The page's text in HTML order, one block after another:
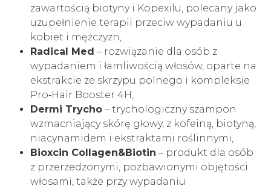
zawartością biotyny i Kopexilu, polecany jako
uzupełnienie terapii przeciw wypadaniu u
kobiet i mężczyzn,
Radical Med – rozwiązanie dla osób z
wypadaniem i łamliwością włosów, oparte na
ekstrakcie ze skrzypu polnego i kompleksie
Pro‑Hair Booster 4H,
Dermi Trycho– trychologiczny szampon
wzmacniający skórę głowy, z kofeiną, biotyną,
niacynamidem i ekstraktami roślinnymi,
Bioxcin Collagen&Biotin – produkt dla osób
z przerzedzonymi, pozbawionymi objętości
włosami, także przy wypadaniu